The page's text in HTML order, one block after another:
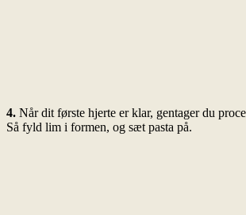
4. Når dit første hjerte er klar, gentager du
Så fyld lim i formen, og sæt pasta på.